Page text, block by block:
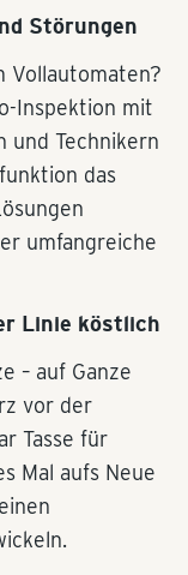
Störungen
Vollautomaten?
Inspektion mit
und Technikern
das
umfangreiche
Linie köstlich
– auf Ganze
vor der
Tasse für
Mal aufs Neue